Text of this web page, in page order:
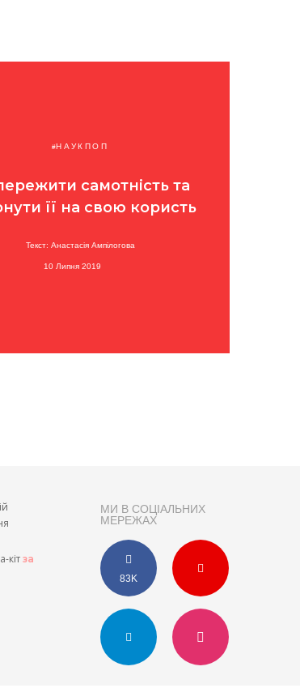
НАУКПОП
самотність та
її на свою користь
Текст: Анастасія Ампілогова
10 Липня 2019
МИ В СОЦІАЛЬНИХ
МЕРЕЖАХ
83K
кітза